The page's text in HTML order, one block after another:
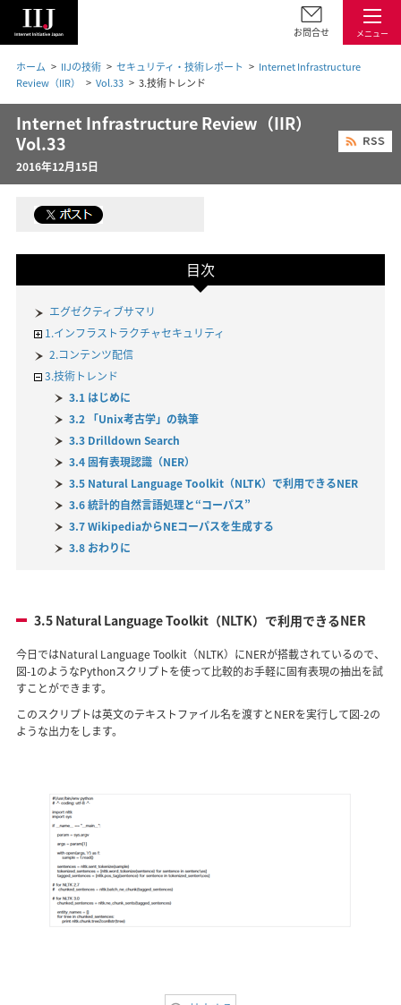
メニュー
お問合せ
ホーム IIJの技術 セキュリティ・技術レポート
Internet Infrastructure
Review（IIR）
Vol.33 3.技術トレンド
Internet Infrastructure Review（IIR）
Vol.33
2016年12月15日
目次
エグゼクティブサマリ
1.インフラストラクチャセキュリティ
2.コンテンツ配信
3.技術トレンド
3.1 はじめに
3.2 「Unix考古学」の執筆
3.3 Drilldown Search
3.4 固有表現認識（NER）
3.5 Natural Language Toolkit（NLTK）で利用できるNER
3.6 統計的自然言語処理と“コーパス”
3.7 WikipediaからNEコーパスを生成する
3.8 おわりに
3.5 Natural Language Toolkit（NLTK）で利用できるNER
今日ではNatural Language Toolkit（NLTK）にNERが搭載されているので、
図-1のようなPythonスクリプトを使って比較的お手軽に固有表現の抽出を試
すことができます。
このスクリプトは英文のテキストファイル名を渡すとNERを実行して図-2の
ような出力をします。